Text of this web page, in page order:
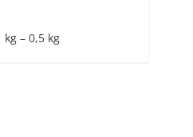
kg – 0,5 kg